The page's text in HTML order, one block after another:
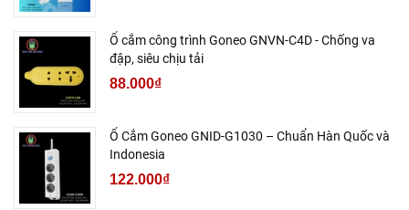
Ổ cắm công trình Goneo GNVN-C4D - Chống va
đập, siêu chịu tải
88.000₫
Ổ Cắm Goneo GNID-G1030 – Chuẩn Hàn Quốc và
Indonesia
122.000₫